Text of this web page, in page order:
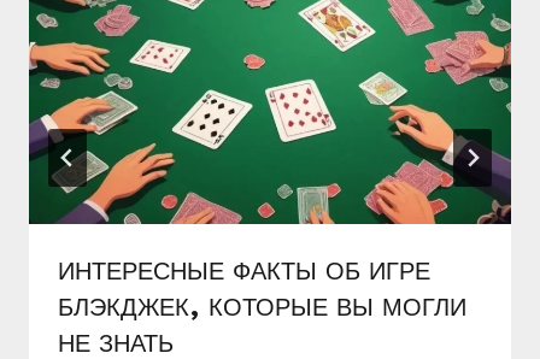
ИНТЕРЕСНЫЕ ФАКТЫ ОБ ИГРЕ
БЛЭКДЖЕК, КОТОРЫЕ ВЫ МОГЛИ
НЕ ЗНАТЬ